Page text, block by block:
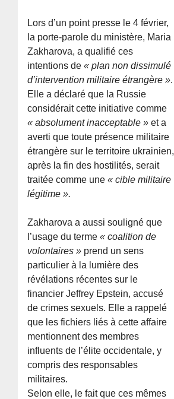
Lors d’un point presse le 4 février,
la porte-parole du ministère, Maria
Zakharova, a qualifié ces
intentions de« plan non dissimulé
d’intervention militaire étrangère ».
Elle a déclaré que la Russie
considérait cette initiative comme
« absolument inacceptable » et a
averti que toute présence militaire
étrangère sur le territoire ukrainien,
après la fin des hostilités, serait
traitée comme une« cible militaire
légitime ».
Zakharova a aussi souligné que
l’usage du terme« coalition de
volontaires » prend un sens
particulier à la lumière des
révélations récentes sur le
financier Jeffrey Epstein, accusé
de crimes sexuels. Elle a rappelé
que les fichiers liés à cette affaire
mentionnent des membres
influents de l’élite occidentale, y
compris des responsables
militaires.
Selon elle, le fait que ces mêmes